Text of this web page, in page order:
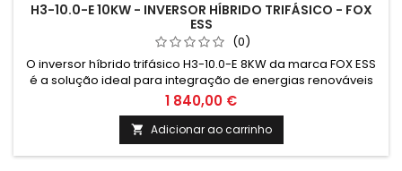
H3-10.0-E 10KW - INVERSOR HÍBRIDO TRIFÁSICO - FOX
ESS
(0)
O inversor híbrido trifásico H3-10.0-E 8KW da marca FOX ESS
é a solução ideal para integração de energias renováveis
em sistemas de climatização. Garante eficiência energética
e sustentabilidade, proporcionando economia e conforto
para residências e empresas. Preços válidos até 30/6/2025
na compra conjunta com paineis fotovoltaicos. Compra sem
paineis...
1 840,00 €
 Adicionar ao carrinho